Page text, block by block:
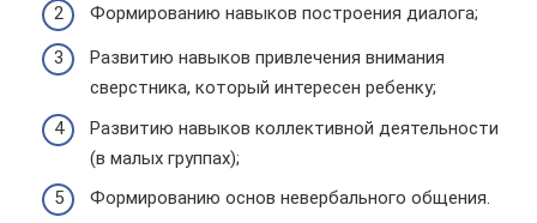
Формированию навыков построения диалога;
Развитию навыков привлечения внимания
сверстника, который интересен ребенку;
Развитию навыков коллективной деятельности
(в малых группах);
Формированию основ невербального общения.